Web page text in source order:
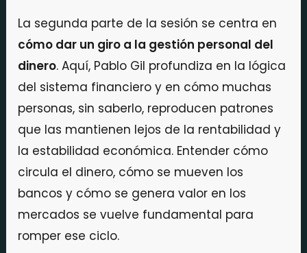
La segunda parte de la sesión se centra en
cómo dar un giro a la gestión personal del
dinero. Aquí, Pablo Gil profundiza en la lógica
del sistema financiero y en cómo muchas
personas, sin saberlo, reproducen patrones
que las mantienen lejos de la rentabilidad y
la estabilidad económica. Entender cómo
circula el dinero, cómo se mueven los
bancos y cómo se genera valor en los
mercados se vuelve fundamental para
romper ese ciclo.